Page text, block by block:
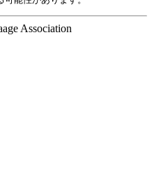
Association